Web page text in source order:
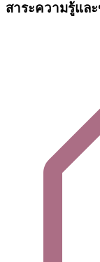
สาระความรู้แล